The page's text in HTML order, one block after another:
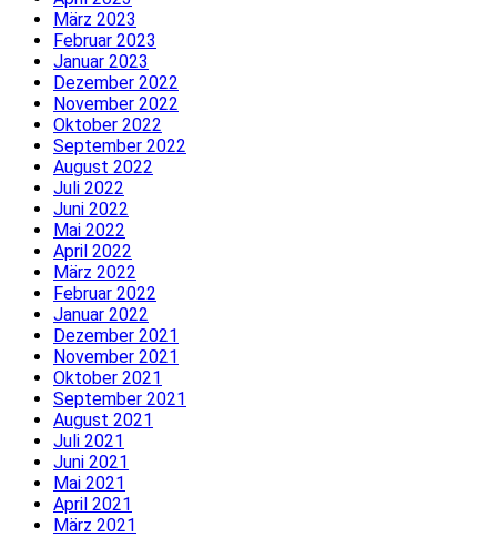
März 2023
Februar 2023
Januar 2023
Dezember 2022
November 2022
Oktober 2022
September 2022
August 2022
Juli 2022
Juni 2022
Mai 2022
April 2022
März 2022
Februar 2022
Januar 2022
Dezember 2021
November 2021
Oktober 2021
September 2021
August 2021
Juli 2021
Juni 2021
Mai 2021
April 2021
März 2021